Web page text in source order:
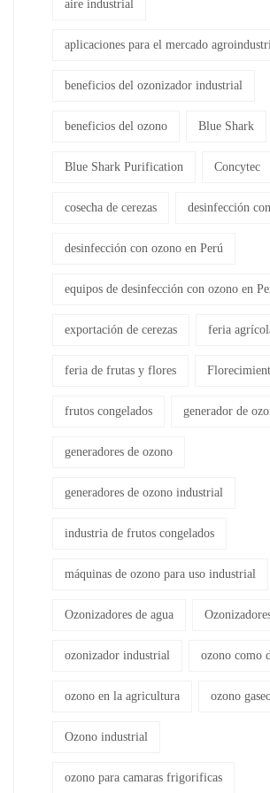
aire industrial
aplicaciones para el mercado
beneficios del ozonizador industrial
beneficios del ozono Blue Shark
Blue Shark Purification Concytec
cosecha de cerezas desinfección
desinfección con ozono en Perú
equipos de desinfección con ozono en
exportación de cerezas feria
feria de frutas y flores
frutos congelados generador de
generadores de ozono
generadores de ozono industrial
industria de frutos congelados
máquinas de ozono para uso industrial
Ozonizadores de agua
ozonizador industrial ozono como
ozono en la agricultura ozono
Ozono industrial
ozono para camaras frigorificas